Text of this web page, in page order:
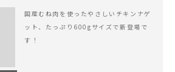
国産むね肉を使ったやさしいチキンナゲ
ット、たっぷり600gサイズで新登場で
す！